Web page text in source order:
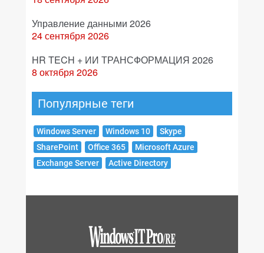
Управление данными 2026
24 сентября 2026
HR TECH + ИИ ТРАНСФОРМАЦИЯ 2026
8 октября 2026
Популярные теги
Windows Server Windows 10
Skype
SharePoint
Office 365
Microsoft Azure
Exchange Server
Active Directory